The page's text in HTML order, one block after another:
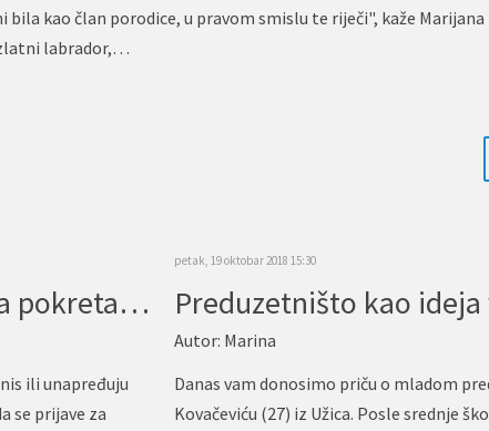
bila kao član porodice, u pravom smislu te riječi", kaže Marijana
zlatni labrador,…
Krediti do 50.000 eura za pokretanje biznisa
ili unapređuju
se prijave za
petak, 19 oktobar 2018 15:30
Preduzetništo kao
Autor: Marina
Danas vam donosimo priču o mladom
Kovačeviću (27) iz Užica. Posle srednje